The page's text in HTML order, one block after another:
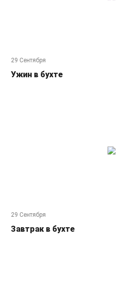
29 Сентября
Ужин в бухте
29 Сентября
Завтрак в бухте